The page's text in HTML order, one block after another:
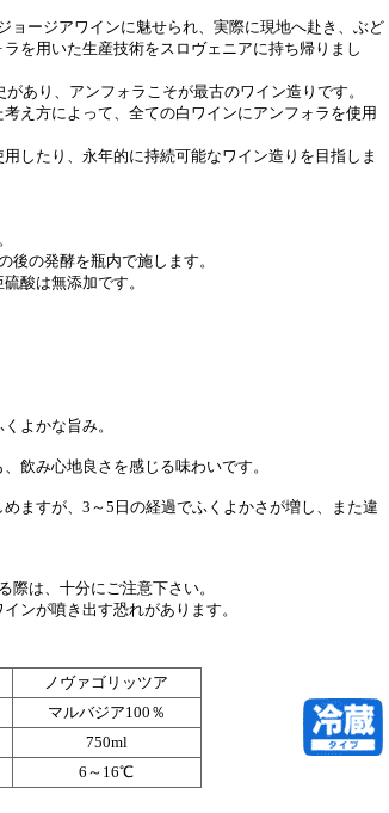
ージアワインに魅せられ、実際に現地へ赴き、ぶど
を用いた生産技術をスロヴェニアに持ち帰りまし
あり、アンフォラこそが最古のワイン造りです。
え方によって、全ての白ワインにアンフォラを使用
したり、永年的に持続可能なワイン造りを目指しま
の発酵を瓶内で施します。
酸は無添加です。
よかな旨み。
飲み心地良さを感じる味わいです。
ますが、3～5日の経過でふくよかさが増し、また違
は、十分にご注意下さい。
ンが噴き出す恐れがあります。
ノヴァゴリッツア
マルバジア100％
750ml
6～16℃